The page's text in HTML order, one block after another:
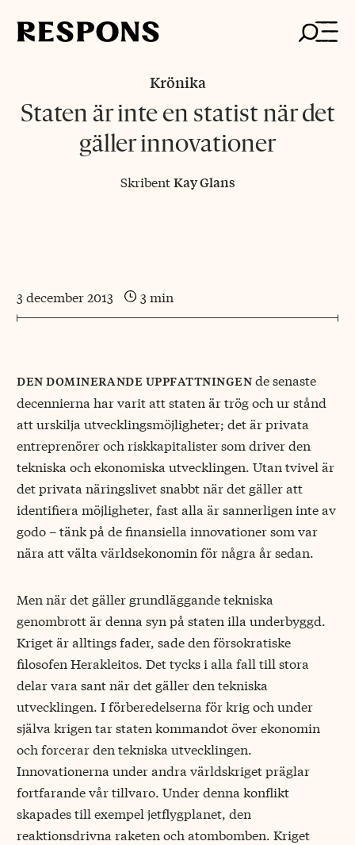
Krönika
Staten är inte en statist när det
gäller innovationer
SkribentKay Glans
3 december 2013 3 min
den dominerande uppfattningende senaste
decennierna har varit att staten är trög och ur stånd
att urskilja utvecklingsmöjligheter; det är privata
entreprenörer och riskkapitalister som driver den
tekniska och ekonomiska utvecklingen. Utan tvivel är
det privata näringslivet snabbt när det gäller att
identifiera möjligheter, fast alla är sannerligen inte av
godo – tänk på de finansiella innovationer som var
nära att välta världsekonomin för några år sedan.
Men när det gäller grundläggande tekniska
genombrott är denna syn på staten illa underbyggd.
Kriget är alltings fader, sade den försokratiske
filosofen Herakleitos. Det tycks i alla fall till stora
delar vara sant när det gäller den tekniska
utvecklingen. I förberedelserna för krig och under
själva krigen tar staten kommandot över ekonomin
och forcerar den tekniska utvecklingen.
Innovationerna under andra världskriget präglar
fortfarande vår tillvaro. Under denna konflikt
skapades till exempel jetflygplanet, den
reaktionsdrivna raketen och atombomben. Kriget